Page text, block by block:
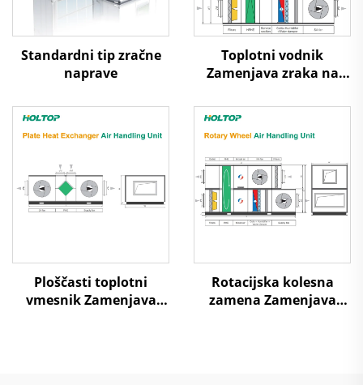
Standardni tip zračne
naprave
Toplotni vodnik
Zamenjava zraka na
uporaba Obravnavni
enotski sistem
Ploščasti toplotni
vmesnik Zamenjava
Rotacijska kolesna
zamena Zamenjava